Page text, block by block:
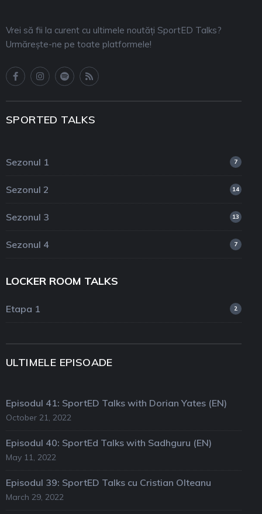
Vrei să fii la curent cu ultimele noutăți SportED Talks?
Urmărește-ne pe toate platformele!
SPORTED TALKS
Sezonul 1 7
Sezonul 2 14
Sezonul 3 13
Sezonul 4 7
LOCKER ROOM TALKS
Etapa 1 2
ULTIMELE EPISOADE
Episodul 41: SportED Talks with Dorian Yates (EN)
October 21, 2022
Episodul 40: SportEd Talks with Sadhguru (EN)
May 11, 2022
Episodul 39: SportED Talks cu Cristian Olteanu
March 29, 2022